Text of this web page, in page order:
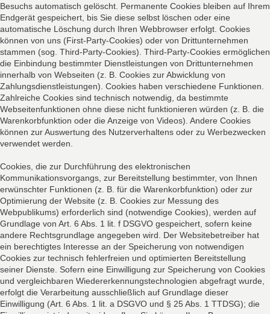
Besuchs automatisch gelöscht. Permanente Cookies bleiben auf Ihrem
Endgerät gespeichert, bis Sie diese selbst löschen oder eine
automatische Löschung durch Ihren Webbrowser erfolgt. Cookies
können von uns (First-Party-Cookies) oder von Drittunternehmen
stammen (sog. Third-Party-Cookies). Third-Party-Cookies ermöglichen
die Einbindung bestimmter Dienstleistungen von Drittunternehmen
innerhalb von Webseiten (z. B. Cookies zur Abwicklung von
Zahlungsdienstleistungen). Cookies haben verschiedene Funktionen.
Zahlreiche Cookies sind technisch notwendig, da bestimmte
Webseitenfunktionen ohne diese nicht funktionieren würden (z. B. die
Warenkorbfunktion oder die Anzeige von Videos). Andere Cookies
können zur Auswertung des Nutzerverhaltens oder zu Werbezwecken
verwendet werden.
Cookies, die zur Durchführung des elektronischen
Kommunikationsvorgangs, zur Bereitstellung bestimmter, von Ihnen
erwünschter Funktionen (z. B. für die Warenkorbfunktion) oder zur
Optimierung der Website (z. B. Cookies zur Messung des
Webpublikums) erforderlich sind (notwendige Cookies), werden auf
Grundlage von Art. 6 Abs. 1 lit. f DSGVO gespeichert, sofern keine
andere Rechtsgrundlage angegeben wird. Der Websitebetreiber hat
ein berechtigtes Interesse an der Speicherung von notwendigen
Cookies zur technisch fehlerfreien und optimierten Bereitstellung
seiner Dienste. Sofern eine Einwilligung zur Speicherung von Cookies
und vergleichbaren Wiedererkennungstechnologien abgefragt wurde,
erfolgt die Verarbeitung ausschließlich auf Grundlage dieser
Einwilligung (Art. 6 Abs. 1 lit. a DSGVO und § 25 Abs. 1 TTDSG); die